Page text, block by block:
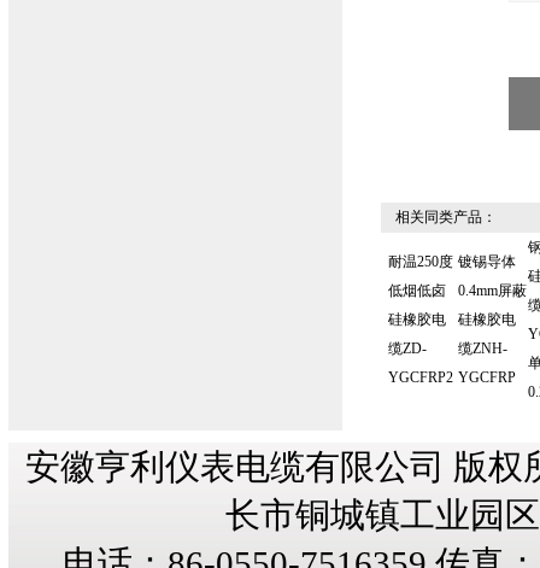
相关同类产品：
耐温250度
低烟低卤
硅橡胶电
缆ZD-
YGCFRP2
镀锡导体
0.4mm屏蔽
硅橡胶电
缆ZNH-
YGCFRP
安徽亨利仪表电缆有限公司 版权
长市铜城镇工业园